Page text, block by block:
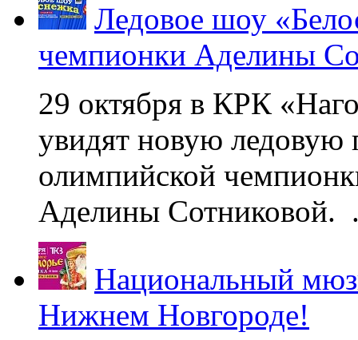
Ледовое шоу
чемпионки Аделины
29 октября в КРК
увидят новую ледовую
олимпийской
Аделины Сотниковой.
Национальный
Нижнем Новгороде!